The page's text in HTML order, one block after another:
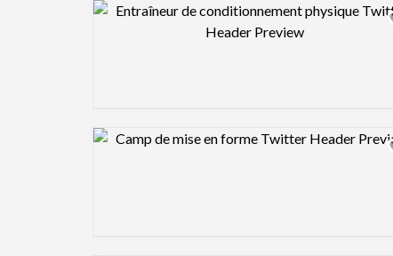
Design preview image
Design preview image